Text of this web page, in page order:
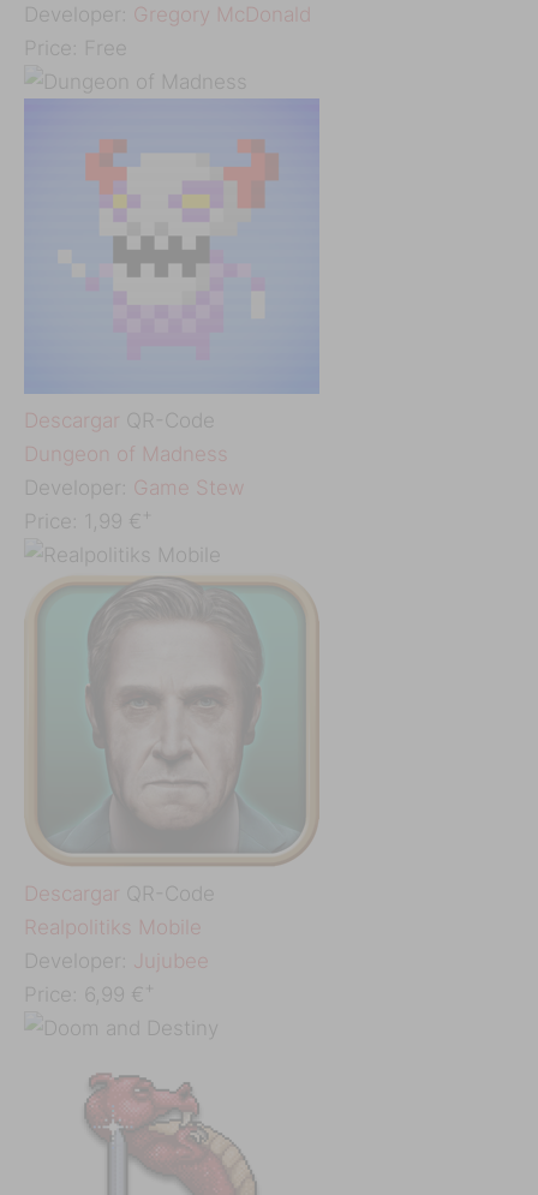
Developer: Gregory McDonald
Price: Free
Descargar QR-Code
‎Dungeon of Madness
Developer: Game Stew
Price: 1,99 € +
Descargar QR-Code
‎Realpolitiks Mobile
Developer: Jujubee
Price:
6,99 € +